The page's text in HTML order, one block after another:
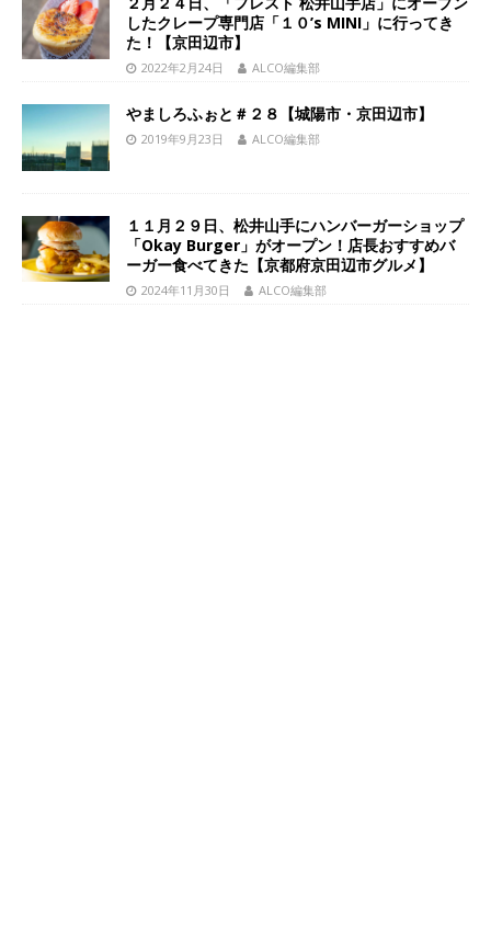
したクレープ専門店「１０’s MINI」に行ってき
た！【京田辺市】
2022年2月24日 ALCO編集部
やましろふぉと＃２８【城陽市・京田辺市】
2019年9月23日 ALCO編集部
１１月２９日、松井山手にハンバーガーショップ
「Okay Burger」がオープン！店長おすすめバ
ーガー食べてきた【京都府京田辺市グルメ】
2024年11月30日 ALCO編集部